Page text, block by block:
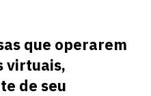
que operarem
virtuais,
de seu